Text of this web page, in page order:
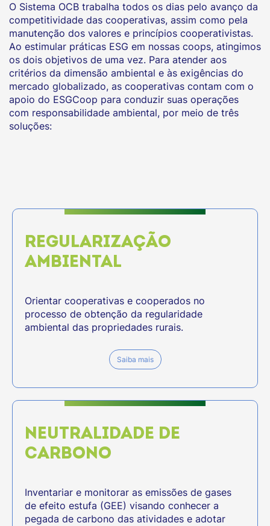
O Sistema OCB trabalha todos os dias pelo avanço da
competitividade das cooperativas, assim como pela
manutenção dos valores e princípios cooperativistas.
Ao estimular práticas ESG em nossas coops, atingimos
os dois objetivos de uma vez. Para atender aos
critérios da dimensão ambiental e às exigências do
mercado globalizado, as cooperativas contam com o
apoio do ESGCoop para conduzir suas operações
com responsabilidade ambiental, por meio de três
soluções:
REGULARIZAÇÃO
AMBIENTAL
Orientar cooperativas e cooperados no
processo de obtenção da regularidade
ambiental das propriedades rurais.
Saiba mais
NEUTRALIDADE DE
CARBONO
Inventariar e monitorar as emissões de gases
de efeito estufa (GEE) visando conhecer a
pegada de carbono das atividades e adotar